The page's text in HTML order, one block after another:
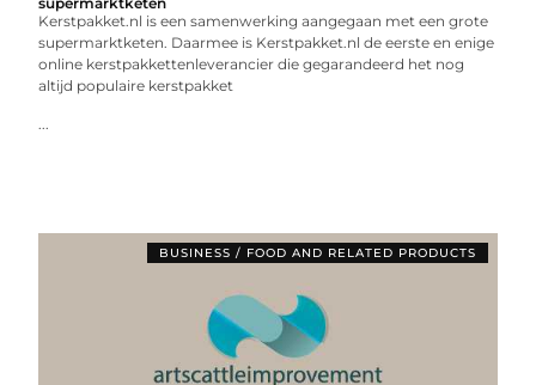
Kerstpakket.nl is een samenwerking aangegaan met een grote
supermarktketen. Daarmee is Kerstpakket.nl de eerste en enige
online kerstpakkettenleverancier die gegarandeerd het nog
altijd populaire kerstpakket
...
BUSINESS / FOOD AND RELATED PRODUCTS